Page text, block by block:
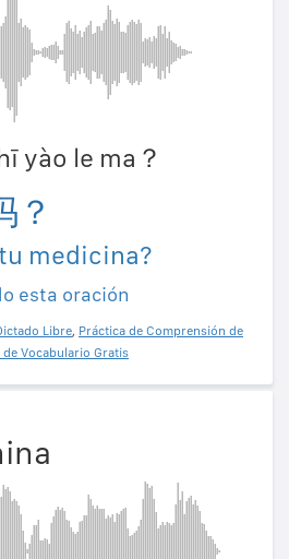
yào le ma？
？
medicina?
esta oración
Libre, Práctica de Comprensión de
de Vocabulario Gratis